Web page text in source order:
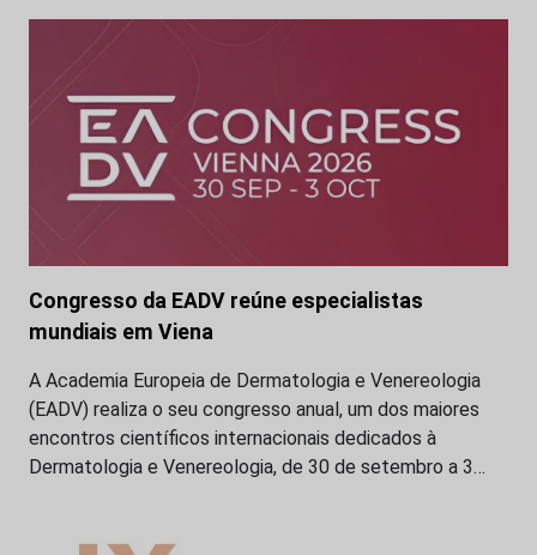
Congresso da EADV reúne especialistas
mundiais em Viena
A Academia Europeia de Dermatologia e Venereologia
(EADV) realiza o seu congresso anual, um dos maiores
encontros científicos internacionais dedicados à
Dermatologia e Venereologia, de 30 de setembro a 3…